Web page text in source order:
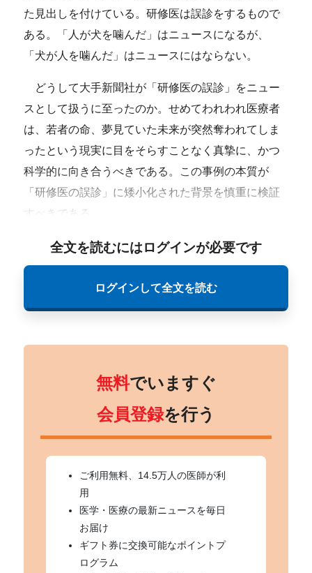
た見出しを付けている。研修医は誤診をするもので
ある。「人が犬を噛んだ」はニュースになるが、
「犬が人を噛んだ」はニュースにはならない。
どうして大手新聞社が「研修医の誤診」をニュー
スとして扱うに至ったのか。せめてわれわれ医療者
は、若者の命、夢見ていた未来が突然奪われてしま
ったという現実に目をそらすことなく真摯に、かつ
科学的に向き合うべきである。この事例の本質が
「研修医の誤診」に矮小化された背景を慎重に検証
すべきである。
全文を読むにはログインが必要です
ログインして全文を読む
無料でいますぐ
会員登録を行う
ご利用無料、14.5万人の医師が利
用
医学・医療の最新ニュースを毎日
お届け
ギフト券に交換可能なポイントプ
ログラム